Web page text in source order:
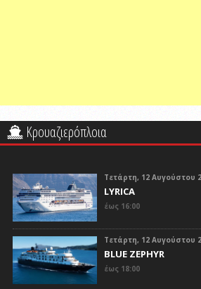
Κρουαζιερόπλοια
Τετάρτη, 12 Αυγούστου
LYRICA
έως 16:00
Τετάρτη, 12 Αυγούστου
BLUE ZEPHYR
έως 18:00